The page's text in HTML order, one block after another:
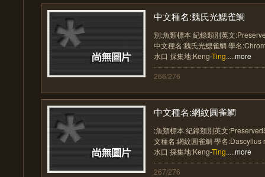
中文種名:魏氏光鰓雀鯛
別:魚類標本 紀錄類別英文
中文種名:魏氏光鰓雀鯛 學名
水口 採集地:Keng-Ting.....more
266/276
中文種名:網紋圓雀鯛
:魚類標本 紀錄類別英文
文種名:網紋圓雀鯛 學名
水口 採集地:Keng-Ting.....more
267/276